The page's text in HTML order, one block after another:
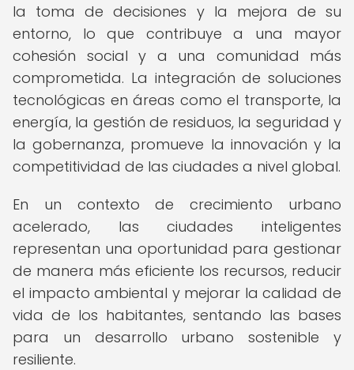
la toma de decisiones y la mejora de su
entorno, lo que contribuye a una mayor
cohesión social y a una comunidad más
comprometida. La integración de soluciones
tecnológicas en áreas como el transporte, la
energía, la gestión de residuos, la seguridad y
la gobernanza, promueve la innovación y la
competitividad de las ciudades a nivel global.
En un contexto de crecimiento urbano
acelerado, las ciudades inteligentes
representan una oportunidad para gestionar
de manera más eficiente los recursos, reducir
el impacto ambiental y mejorar la calidad de
vida de los habitantes, sentando las bases
para un desarrollo urbano sostenible y
resiliente.